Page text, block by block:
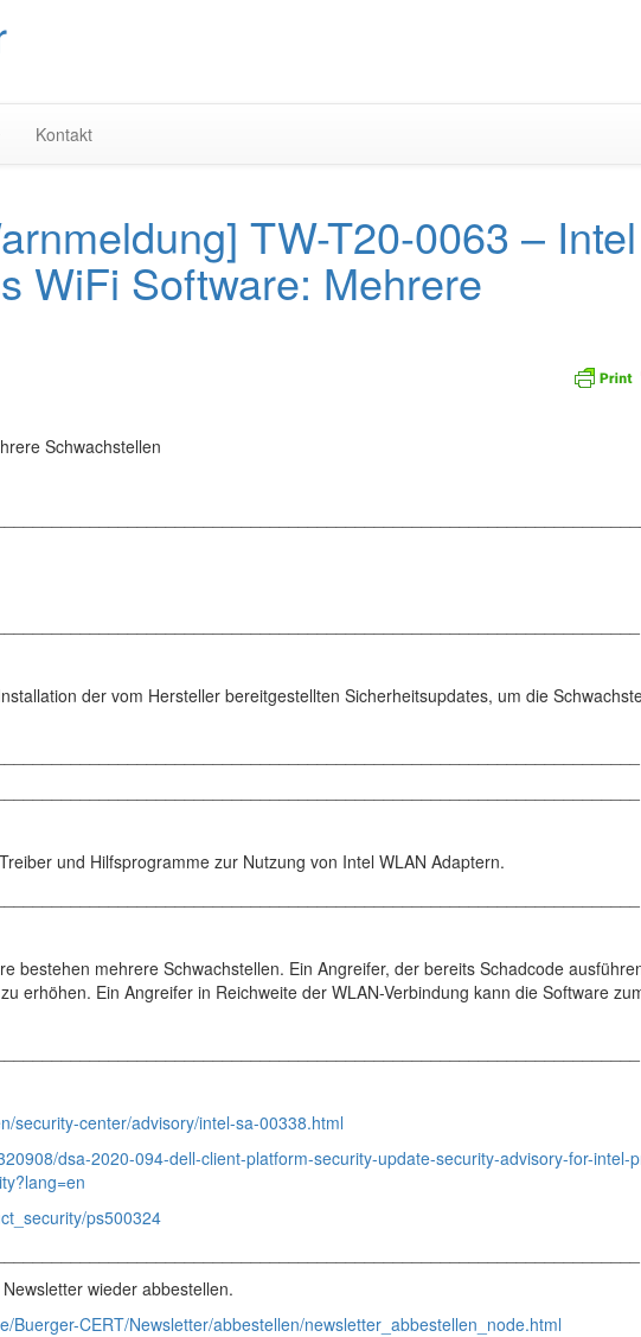
Kontakt
TW-T20-0063 – Intel
WiFi Software: Mehrere
Schwachstellen
der vom Hersteller bereitgestellten Sicherheitsupdates, um die
und Hilfsprogramme zur Nutzung von Intel WLAN Adaptern.
bestehen mehrere Schwachstellen. Ein Angreifer, der bereits Schadcode
erhöhen. Ein Angreifer in Reichweite der WLAN-Verbindung kann die Software
security-center/advisory/intel-sa-00338.html
dsa-2020-094-dell-client-platform-security-update-security-advisory-for-intel-
ps500324
wieder abbestellen.
Buerger-CERT/Newsletter/abbestellen/newsletter_abbestellen_node.html